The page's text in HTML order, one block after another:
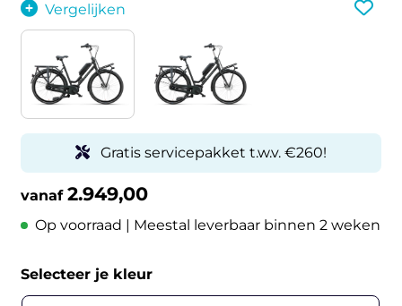
Vergelijken
Gratis servicepakket t.w.v. €260!
vanaf2.949,00
Op voorraad | Meestal leverbaar binnen 2 weken
Selecteer je kleur